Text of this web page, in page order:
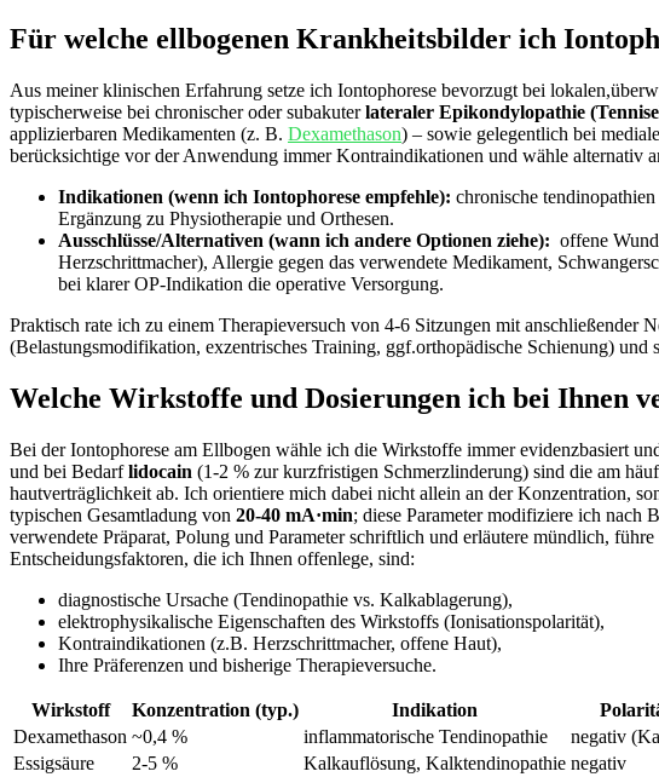
Für‍ welche‌ ellbogenen ‍Krankheitsbilder ich⁤
Aus meiner⁤ klinischen ​Erfahrung setze ich Iontophorese bevorzugt ⁣bei
typischerweise bei⁤ chronischer oder subakuterlateraler Epikondylopathie
applizierbaren⁣ Medikamenten (z. B.‍ Dexamethason) – sowie ​gelegentlich bei​
⁣berücksichtige ‍vor der Anwendung immer Kontraindikationen und ‍wähle alternativ‍
Indikationen (wenn‍ ich Iontophorese empfehle): chronische
Ergänzung zu Physiotherapie ‍und Orthesen.
Ausschlüsse/Alternativen (wann ich andere Optionen⁢ ziehe):
offene‌
Herzschrittmacher), Allergie‌ gegen das verwendete Medikament,
bei klarer OP‑Indikation die operative​ Versorgung.
Praktisch⁤ rate ich zu einem​ Therapieversuch von 4-6 Sitzungen mit
(Belastungsmodifikation, exzentrisches Training,‌ ggf.orthopädische Schienung)
Welche Wirkstoffe und Dosierungen​ ich​ bei ​Ihnen
Bei der Iontophorese am Ellbogen⁢ wähle ich die‍ Wirkstoffe⁤ immer evidenzbasiert
und bei ⁣Bedarf⁢lidocain (1-2 % zur kurzfristigen‌ Schmerzlinderung) sind ⁢die am‌
hautverträglichkeit ab. Ich orientiere mich ‌dabei nicht allein an⁢ der Konzentration,
typischen Gesamtladung von 20-40 mA·min;‌ diese Parameter⁣ modifiziere ich
‍verwendete Präparat, Polung und Parameter schriftlich und erläutere mündlich,
⁢Entscheidungsfaktoren, die⁢ ich Ihnen offenlege, sind:
diagnostische Ursache (Tendinopathie ⁢vs. Kalkablagerung),
elektrophysikalische Eigenschaften des Wirkstoffs (Ionisationspolarität),
Kontraindikationen (z.B. Herzschrittmacher, offene Haut),
Ihre Präferenzen und bisherige Therapieversuche.
Wirkstoff Konzentration (typ.) Indikation
Dexamethason ~0,4 % inflammatorische Tendinopathie
negativ
Essigsäure
2-5 % Kalkauflösung,⁢ Kalktendinopathie negativ